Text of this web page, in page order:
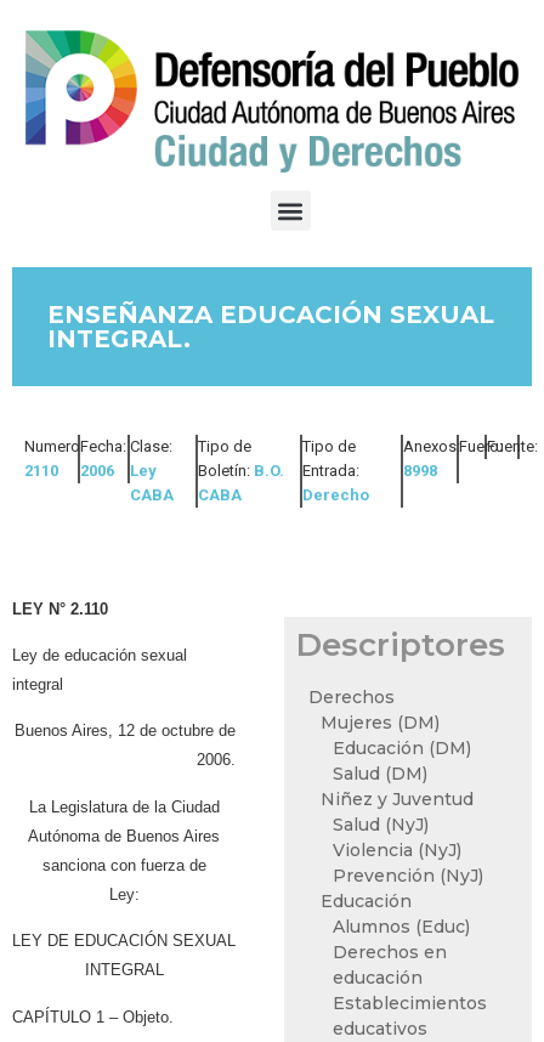
ENSEÑANZA EDUCACIÓN SEXUAL
INTEGRAL.
Numero:
2110
Fecha:
2006
Clase:
Ley
CABA
Tipo de
Boletín: B.O.
CABA
Tipo de
Entrada:
Derecho
Anexos:
8998
Fuero:Fuente:
LEY N° 2.110
Ley de educación sexual
integral
Buenos Aires, 12 de octubre de
2006.
La Legislatura de la Ciudad
Autónoma de Buenos Aires
sanciona con fuerza de
Ley:
LEY DE EDUCACIÓN SEXUAL
INTEGRAL
CAPÍTULO 1 – Objeto.
Descriptores
Derechos
Mujeres (DM)
Educación (DM)
Salud (DM)
Niñez y Juventud
Salud (NyJ)
Violencia (NyJ)
Prevención (NyJ)
Educación
Alumnos (Educ)
Derechos en
educación
Establecimientos
educativos